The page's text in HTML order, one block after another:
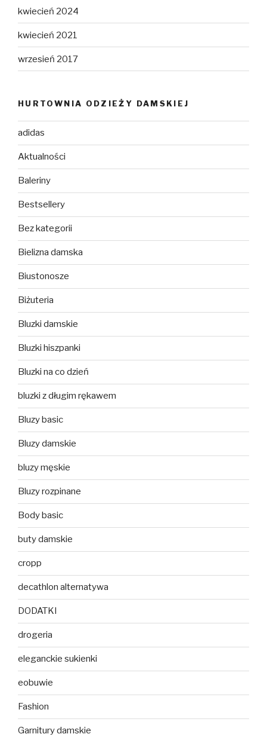
kwiecień 2024
kwiecień 2021
wrzesień 2017
HURTOWNIA ODZIEŻY DAMSKIEJ
adidas
Aktualności
Baleriny
Bestsellery
Bez kategorii
Bielizna damska
Biustonosze
Biżuteria
Bluzki damskie
Bluzki hiszpanki
Bluzki na co dzień
bluzki z długim rękawem
Bluzy basic
Bluzy damskie
bluzy męskie
Bluzy rozpinane
Body basic
buty damskie
cropp
decathlon alternatywa
DODATKI
drogeria
eleganckie sukienki
eobuwie
Fashion
Garnitury damskie